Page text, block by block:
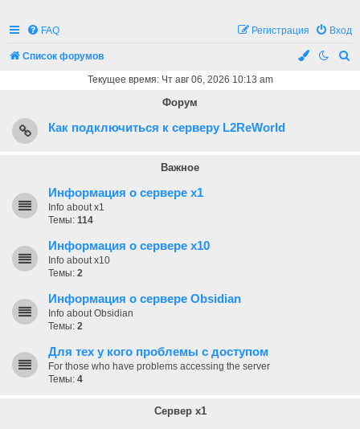
FAQ Вход
Регистрация
Список форумов
Текущее время: Чт авг 06, 2026 10:13 am
Форум
Как подключиться к серверу L2ReWorld
Важное
Информация о сервере x1
Info about x1
Темы: 114
Информация о сервере x10
Info about x10
Темы: 2
Информация о сервере Obsidian
Info about Obsidian
Темы: 2
Для тех у кого проблемы с доступом
For those who have problems accessing the server
Темы: 4
Сервер x1